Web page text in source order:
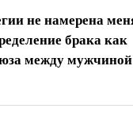
не намерена
брака как
между